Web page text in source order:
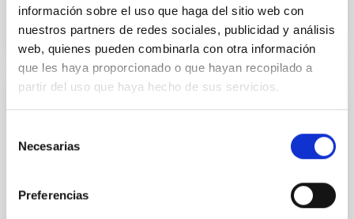
información sobre el uso que haga del sitio web con
nuestros partners de redes sociales, publicidad y análisis
web, quienes pueden combinarla con otra información
que les haya proporcionado o que hayan recopilado a
partir del uso que haya hecho de sus servicios.
Necesarias
Preferencias
NOTA DE PRENSA
precoz de neuropatías del pie diabético
celebramos que el prototipo PINRELL (Prototype for